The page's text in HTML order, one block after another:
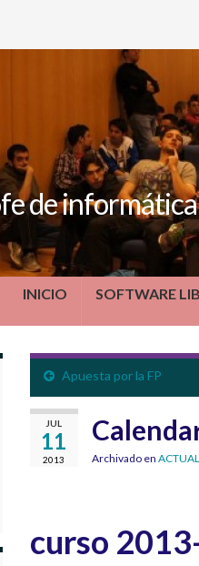
de informática
INICIO SOFTWARE
Apuesta por la FP
JUL
11
2013 Archivado en
curso